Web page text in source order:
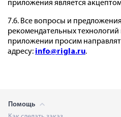
приложения является
7.6. Все вопросы и
рекомендательных
приложении просим
адресу: info@rigla.ru.
Помощь